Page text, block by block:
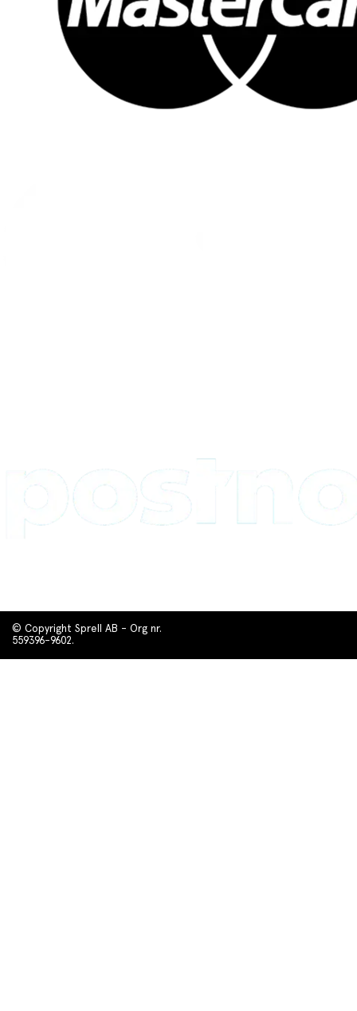
© Copyright Sprell AB - Org nr.
559396-9602.